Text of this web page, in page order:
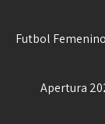
Futbol
Apertura